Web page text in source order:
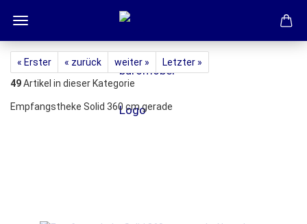
« Erster « zurück weiter »
Letzter »
49Artikel in dieser Kategorie
Empfangstheke Solid 360 cm gerade